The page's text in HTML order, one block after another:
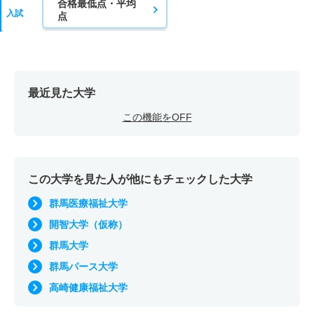
入試
合格最低点・平均
点
最近見た大学
この機能をOFF
この大学を見た人が他にもチェックした大学
群馬医療福祉大学
開智大学（仮称）
群馬大学
群馬パース大学
高崎健康福祉大学